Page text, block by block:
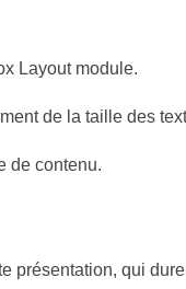
Layout module.
de la taille des
de contenu.
présentation, qui